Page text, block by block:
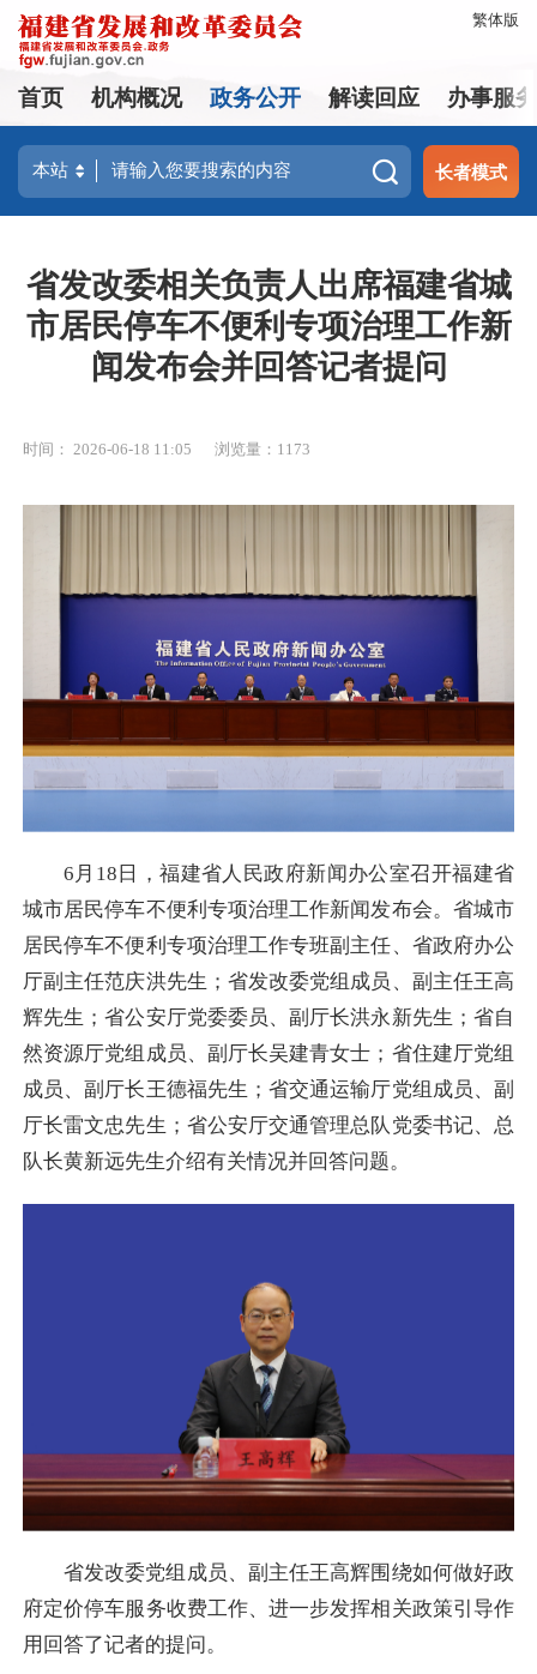
繁体版
首页 机构概况 政务公开 解读回应 办事服
长者模式
省发改委相关负责人出席福建省城
市居民停车不便利专项治理工作新
闻发布会并回答记者提问
时间： 2026-06-18 11:05 浏览量：1173
6月18日，福建省人民政府新闻办公室召开福建省
城市居民停车不便利专项治理工作新闻发布会。省城市
居民停车不便利专项治理工作专班副主任、省政府办公
厅副主任范庆洪先生；省发改委党组成员、副主任王高
辉先生；省公安厅党委委员、副厅长洪永新先生；省自
然资源厅党组成员、副厅长吴建青女士；省住建厅党组
成员、副厅长王德福先生；省交通运输厅党组成员、副
厅长雷文忠先生；省公安厅交通管理总队党委书记、总
队长黄新远先生介绍有关情况并回答问题。
省发改委党组成员、副主任王高辉围绕如何做好政
府定价停车服务收费工作、进一步发挥相关政策引导作
用回答了记者的提问。